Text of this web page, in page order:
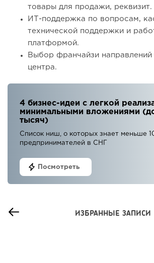
товары для продажи, реквизит.
ИТ-поддержка по вопросам,
технической поддержки и
платформой.
Выбор франчайзи направлений
центра.
4 бизнес-идеи с легкой
минимальными вложениями
тысяч)
Список ниш, о которых знает меньше
предпринимателей в СНГ
Посмотреть
ИЗБРАННЫЕ ЗАПИСИ